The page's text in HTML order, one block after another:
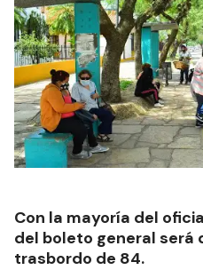
Con la mayoría del
del boleto general será
trasbordo de 84.